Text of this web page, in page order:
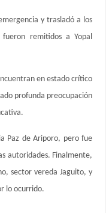
y trasladó a los
remitidos a Yopal
en estado crítico
profunda preocupación
Paz de Ariporo, pero fue
autoridades. Finalmente,
sector vereda Jaguito, y
lo ocurrido.